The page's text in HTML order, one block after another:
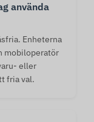
använda
Enheterna
mobiloperatör
eller
fria val.